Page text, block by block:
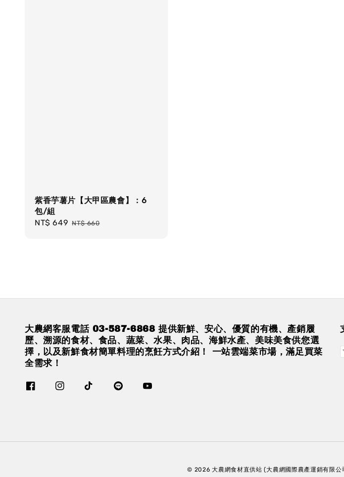
紫香芋薯片【大甲區農會】：6
包/組
Sale
NT$ 649 Regular
NT$ 660
大農網客服電話 03-587-6868 提供新鮮、安心、優質的有機、產銷履
歷、溯源的食材、食品、蔬菜、水果、肉品、海鮮水產、美味美食供您選
擇，以及新鮮食材簡單料理的烹飪方式介紹！ 一站雲端菜市場，滿足買菜
全需求！
© 2026 大農網食材直供站 (大農網國際農產運銷有限